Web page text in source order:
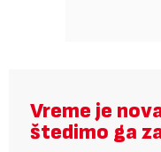
Vreme je
štedimo ga